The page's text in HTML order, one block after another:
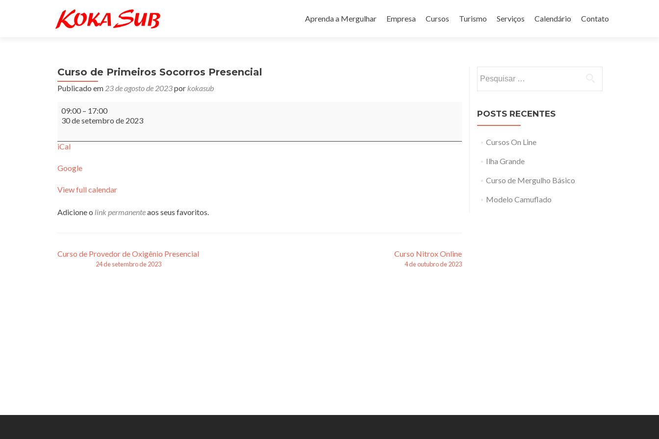
para
Aprenda a Mergulhar Empresa Cursos Turismo Serviços Calendário Contato
Curso de Primeiros Socorros Presencial
Publicado em 23 de agosto de 2023por kokasub
Curso
de
Primeiros
Presencial
09:00 – 17:00
30 de setembro de 2023
iCal
Google
View full calendar
Adicione o link permanenteaos seus favoritos.
Navegação
Curso de Provedor de Oxigênio Presencial
24 de setembro de 2023
Curso Nitrox Online
4 de outubro de 2023
por:
POSTS RECENTES
Cursos On Line
Ilha Grande
Curso de Mergulho Básico
Modelo Camuflado